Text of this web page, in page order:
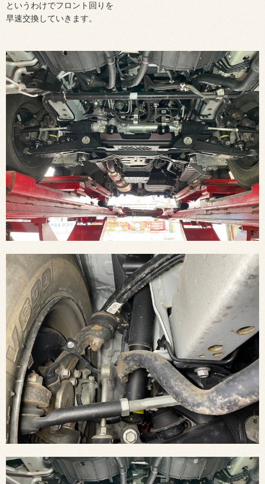
というわけでフロント回りを
早速交換していきます。